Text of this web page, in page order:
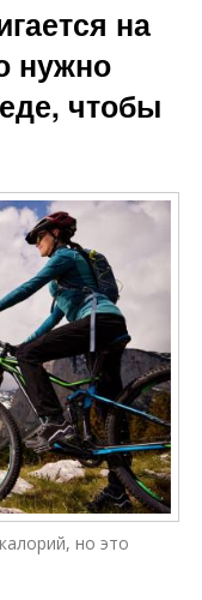
на
нужно
чтобы
но это